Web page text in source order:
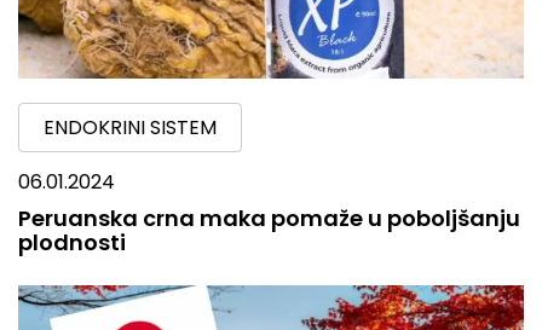
ENDOKRINI SISTEM
06.01.2024
Peruanska crna maka pomaže u poboljšanju
plodnosti